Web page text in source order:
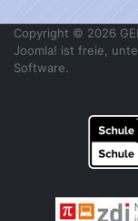
Copyright © 2026
Joomla! ist freie,
Software.